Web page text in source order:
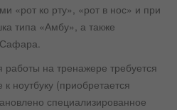
«рот ко рту», «рот в нос» и при
типа «Амбу», а также
работы на тренажере требуется
ноутбуку (приобретается
специализированное